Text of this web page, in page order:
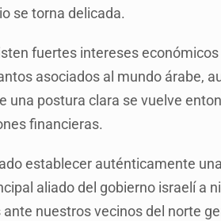
se torna delicada.
fuertes intereses
asociados al mundo árabe,
una postura clara se vuelve
financieras.
establecer auténticamente
aliado del gobierno israelí a
nuestros vecinos del norte